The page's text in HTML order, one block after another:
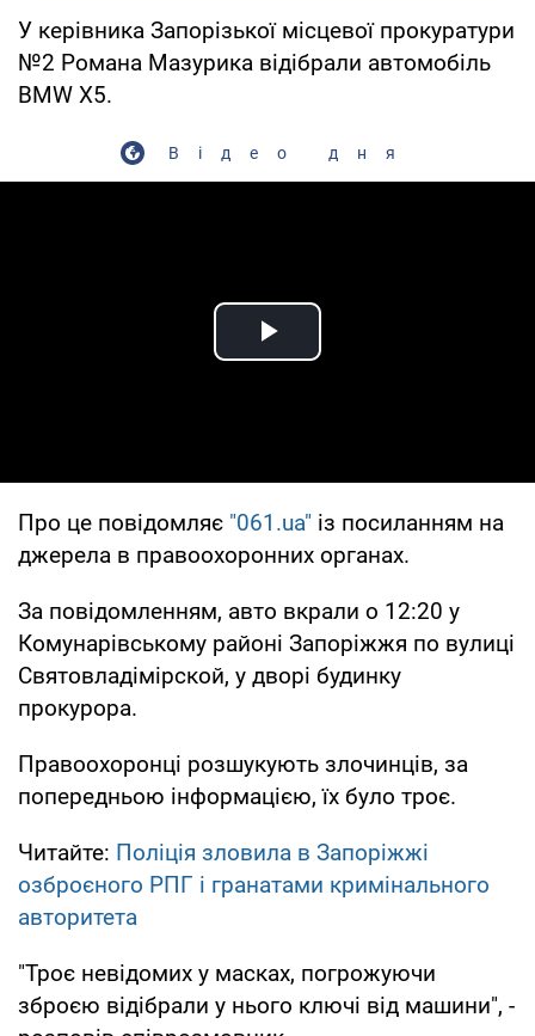
У керівника Запорізької місцевої прокуратури
№2 Романа Мазурика відібрали автомобіль
BMW X5.
Відео дня
Play Video
Про це повідомляє "061.ua" із посиланням на
джерела в правоохоронних органах.
За повідомленням, авто вкрали о 12:20 у
Комунарівському районі Запоріжжя по вулиці
Святовладімірской, у дворі будинку
прокурора.
Правоохоронці розшукують злочинців, за
попередньою інформацією, їх було троє.
Читайте: Поліція зловила в Запоріжжі
озброєного РПГ і гранатами кримінального
авторитета
"Троє невідомих у масках, погрожуючи
зброєю відібрали у нього ключі від машини", -